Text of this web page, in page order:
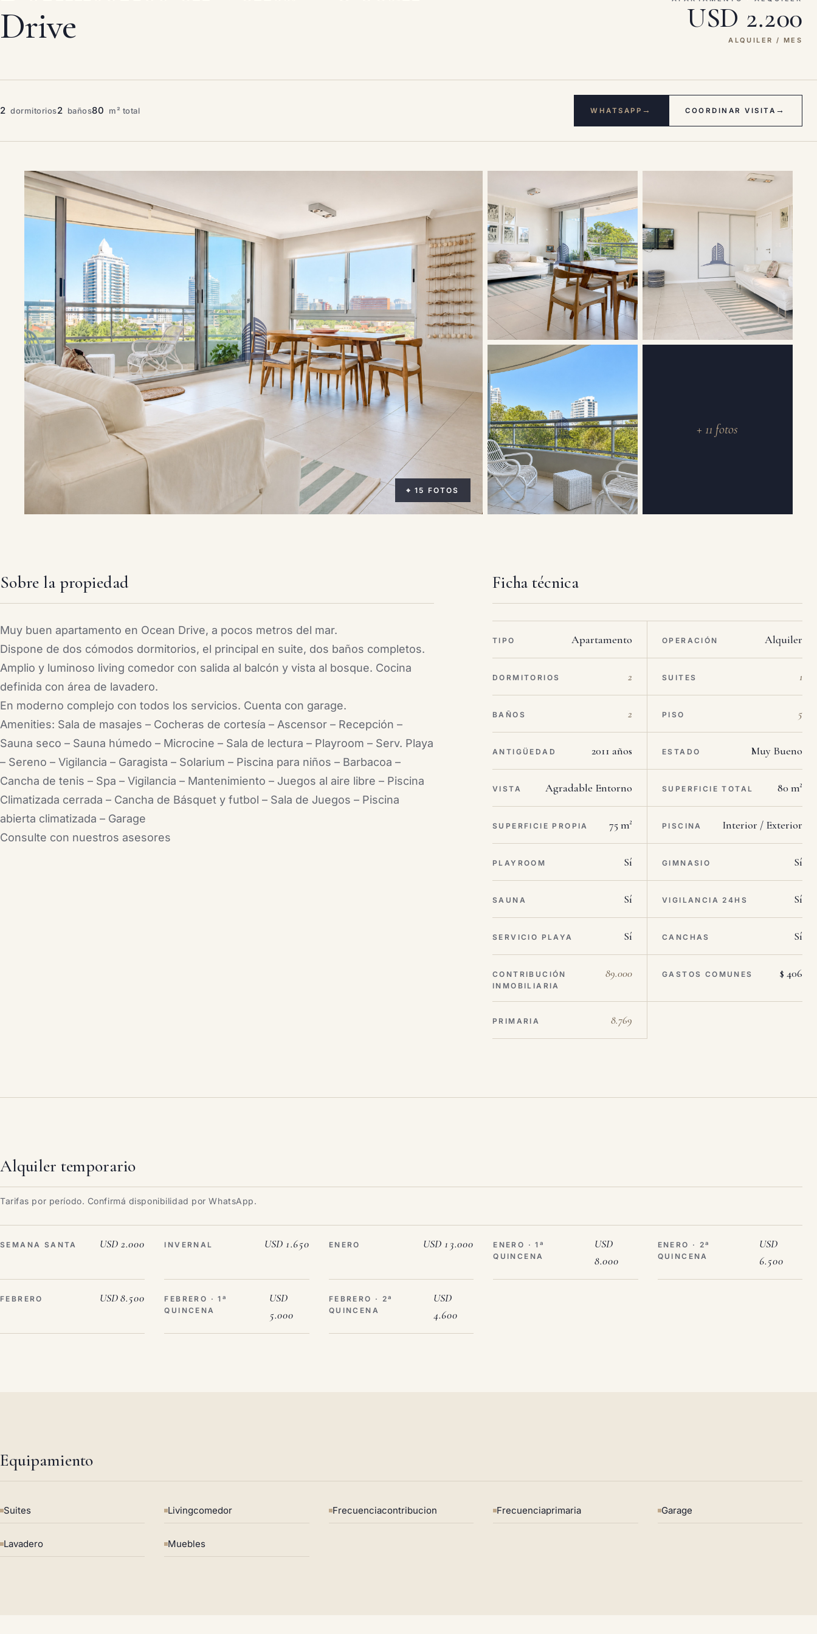
Drive
USD 2.200
ALQUILER / MES
2 dormitorios2 baños80 m² total WHATSAPP → COORDINAR VISITA →
⌖ 15 FOTOS
+ 11 fotos
Sobre la propiedad
Muy buen apartamento en Ocean Drive, a pocos metros del mar.
Dispone de dos cómodos dormitorios, el principal en suite, dos baños completos.
Amplio y luminoso living comedor con salida al balcón y vista al bosque. Cocina
definida con área de lavadero.
En moderno complejo con todos los servicios. Cuenta con garage.
Amenities: Sala de masajes – Cocheras de cortesía – Ascensor – Recepción –
Sauna seco – Sauna húmedo – Microcine – Sala de lectura – Playroom – Serv. Playa
– Sereno – Vigilancia – Garagista – Solarium – Piscina para niños – Barbacoa –
Cancha de tenis – Spa – Vigilancia – Mantenimiento – Juegos al aire libre – Piscina
Climatizada cerrada – Cancha de Básquet y futbol – Sala de Juegos – Piscina
abierta climatizada – Garage
Consulte con nuestros asesores
Ficha técnica
TIPO Apartamento OPERACIÓN Alquiler
DORMITORIOS 2 SUITES 1
BAÑOS 2 PISO 5
ANTIGÜEDAD 2011 años ESTADO Muy Bueno
VISTA Agradable Entorno SUPERFICIE TOTAL 80 m²
SUPERFICIE PROPIA 75 m² PISCINA Interior / Exterior
PLAYROOM Sí GIMNASIO Sí
SAUNA Sí VIGILANCIA 24HS Sí
SERVICIO PLAYA Sí CANCHAS Sí
CONTRIBUCIÓN
INMOBILIARIA
89.000 GASTOS COMUNES $ 406
PRIMARIA 8.769
Alquiler temporario
Tarifas por período. Confirmá disponibilidad por WhatsApp.
SEMANA SANTA USD 2.000 INVERNAL USD 1.650 ENERO USD 13.000
ENERO · 1ª
QUINCENA
USD
8.000
ENERO · 2ª
QUINCENA
USD
6.500
FEBRERO USD 8.500
FEBRERO · 1ª
QUINCENA
USD
5.000
FEBRERO · 2ª
QUINCENA
USD
4.600
Equipamiento
Suites Livingcomedor Frecuenciacontribucion Frecuenciaprimaria Garage
Lavadero Muebles